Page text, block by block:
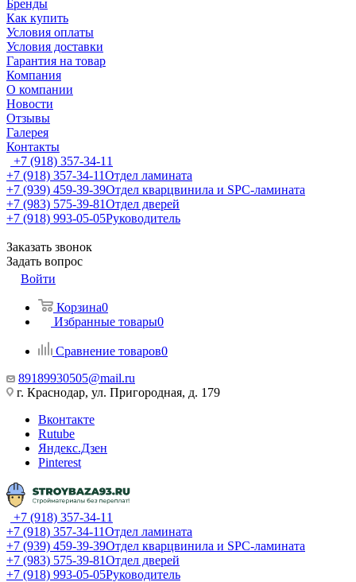
Бренды
Как купить
Условия оплаты
Условия доставки
Гарантия на товар
Компания
О компании
Новости
Отзывы
Галерея
Контакты
+7 (918) 357-34-11
+7 (918) 357-34-11Отдел ламината
+7 (939) 459-39-39Отдел кварцвинила и SPC-ламината
+7 (983) 575-39-81Отдел дверей
+7 (918) 993-05-05Руководитель
Заказать звонок
Задать вопрос
Войти
Корзина0
Избранные товары0
Сравнение товаров0
89189930505@mail.ru
г. Краснодар, ул. Пригородная, д. 179
Вконтакте
Rutube
Яндекс.Дзен
Pinterest
+7 (918) 357-34-11
+7 (918) 357-34-11Отдел ламината
+7 (939) 459-39-39Отдел кварцвинила и SPC-ламината
+7 (983) 575-39-81Отдел дверей
+7 (918) 993-05-05Руководитель